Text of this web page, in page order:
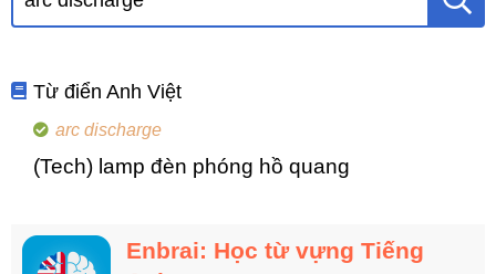
Từ điển Anh Việt
arc discharge
(Tech) lamp đèn phóng hồ quang
Enbrai: Học từ vựng Tiếng